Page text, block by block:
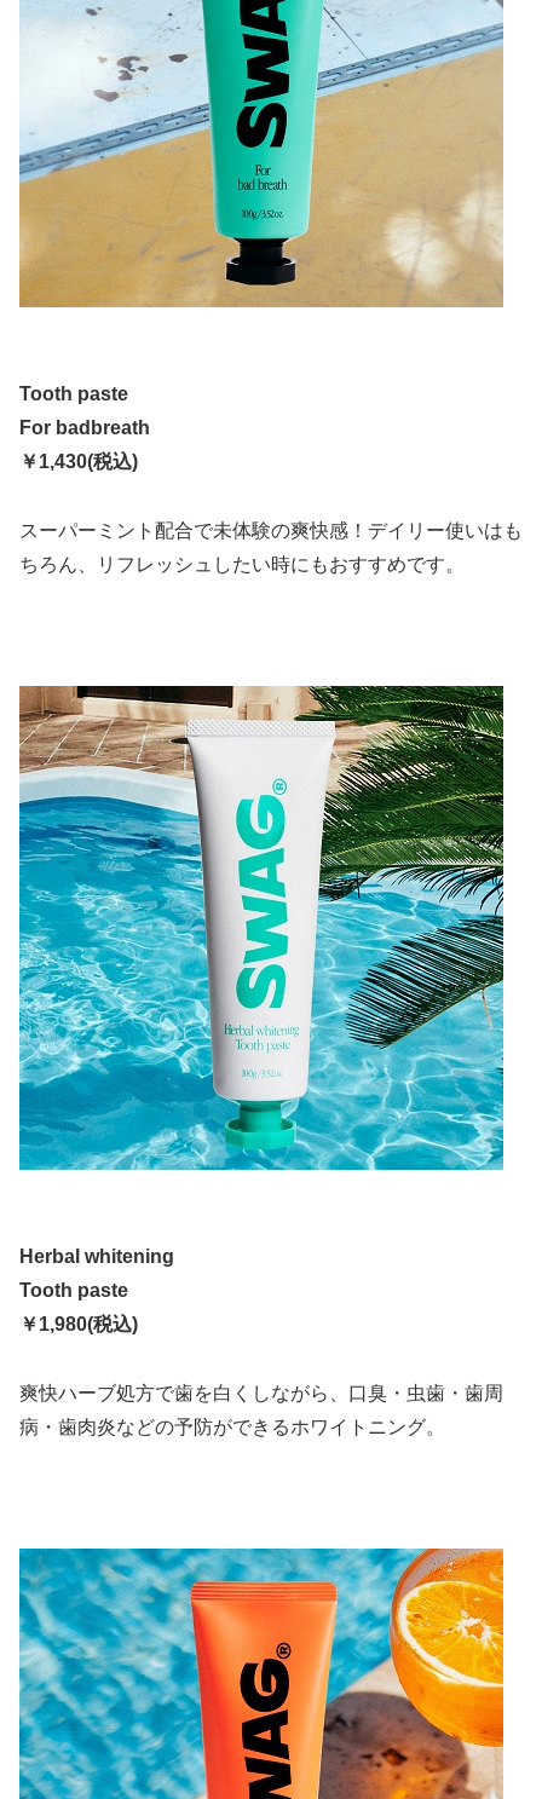
Tooth paste
For badbreath
￥1,430(税込)
スーパーミント配合で未体験の爽快感！デイリー使いはも
ちろん、リフレッシュしたい時にもおすすめです。
Herbal whitening
Tooth paste
￥1,980(税込)
爽快ハーブ処方で歯を白くしながら、口臭・虫歯・歯周
病・歯肉炎などの予防ができるホワイトニング。